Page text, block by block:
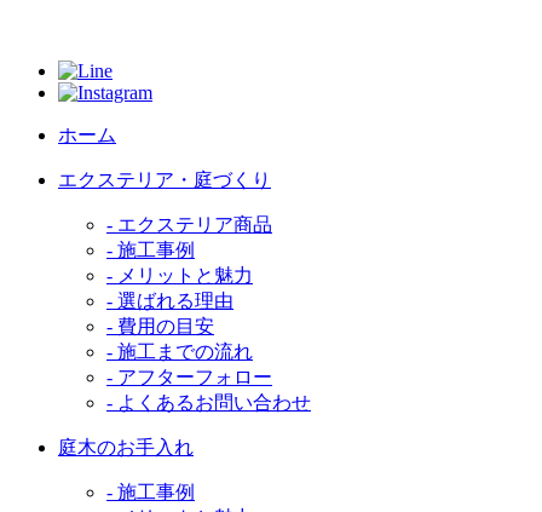
ホーム
エクステリア・庭づくり
- エクステリア商品
- 施工事例
- メリットと魅力
- 選ばれる理由
- 費用の目安
- 施工までの流れ
- アフターフォロー
- よくあるお問い合わせ
庭木のお手入れ
- 施工事例